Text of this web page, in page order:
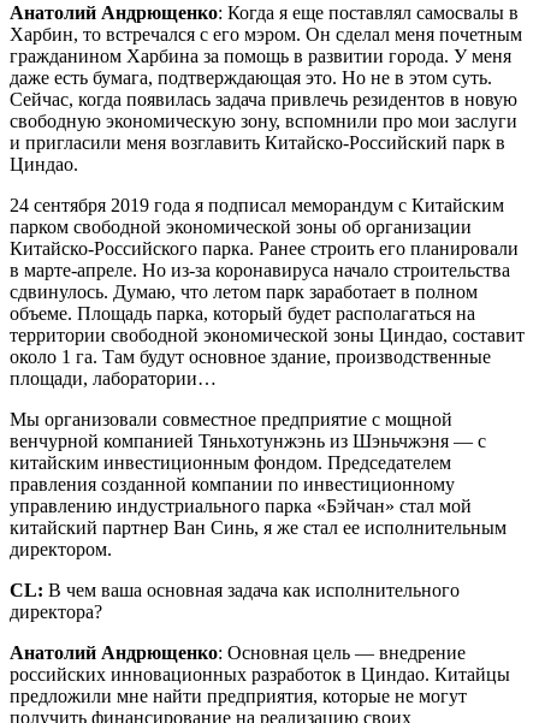
Анатолий Андрющенко: Когда я еще поставлял самосвалы в
Харбин, то встречался с его мэром. Он сделал меня почетным
гражданином Харбина за помощь в развитии города. У меня
даже есть бумага, подтверждающая это. Но не в этом суть.
Сейчас, когда появилась задача привлечь резидентов в новую
свободную экономическую зону, вспомнили про мои заслуги
и пригласили меня возглавить Китайско-Российский парк в
Циндао.
24 сентября 2019 года я подписал меморандум с Китайским
парком свободной экономической зоны об организации
Китайско-Российского парка. Ранее строить его планировали
в марте-апреле. Но из-за коронавируса начало строительства
сдвинулось. Думаю, что летом парк заработает в полном
объеме. Площадь парка, который будет располагаться на
территории свободной экономической зоны Циндао, составит
около 1 га. Там будут основное здание, производственные
площади, лаборатории…
Мы организовали совместное предприятие с мощной
венчурной компанией Тяньхотунжэнь из Шэньчжэня — с
китайским инвестиционным фондом. Председателем
правления созданной компании по инвестиционному
управлению индустриального парка «Бэйчан» стал мой
китайский партнер Ван Синь, я же стал ее исполнительным
директором.
CL: В чем ваша основная задача как исполнительного
директора?
Анатолий Андрющенко: Основная цель — внедрение
российских инновационных разработок в Циндао. Китайцы
предложили мне найти предприятия, которые не могут
получить финансирование на реализацию своих